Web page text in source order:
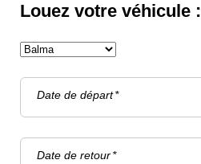
Louez votre véhicule :
Date de départ
Date de retour